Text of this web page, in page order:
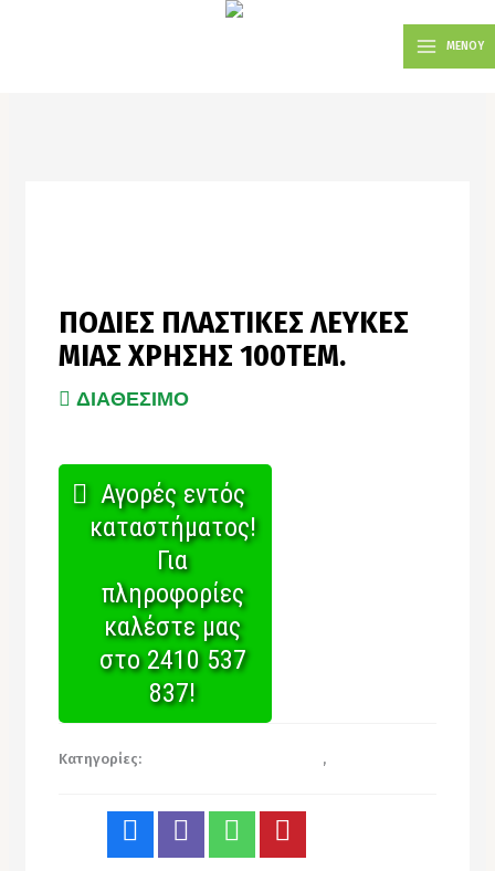
MAIN
MENUΜΕΝΟΥ
ΠΟΔΙΕΣ ΠΛΑΣΤΙΚΕΣ ΛΕΥΚΕΣ
ΜΙΑΣ ΧΡΗΣΗΣ 100ΤΕΜ.
ΔΙΑΘΕΣΙΜΟ
Αγορές εντός
καταστήματος!
Για
πληροφορίες
καλέστε μας
στο 2410 537
837!
Κατηγορίες: ,